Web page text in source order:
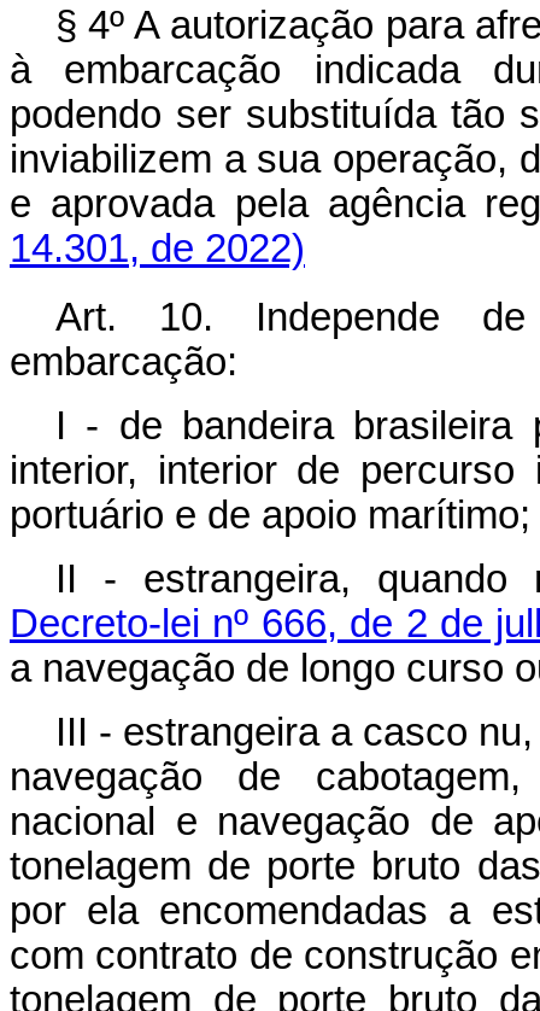
§ 4º A autorização para
à embarcação indicada
podendo ser substituída tão
inviabilizem a sua operação,
e aprovada pela
14.301, de 2022)
Art. 10. Independe
embarcação:
I - de bandeira brasileira
interior, interior de percurso
portuário e de apoio marítimo;
II - estrangeira, quando
Decreto-lei nº 666, de 2 de
a navegação de longo curso
III - estrangeira a casco
navegação de
nacional e navegação de
tonelagem de porte bruto
por ela encomendadas a
com contrato de construção
tonelagem de porte bruto